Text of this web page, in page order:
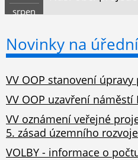
srpen
Novinky na
VV OOP stanovení
VV OOP uzavření náměstí
VV oznámení veřejné
5. zásad územního
VOLBY - informace o